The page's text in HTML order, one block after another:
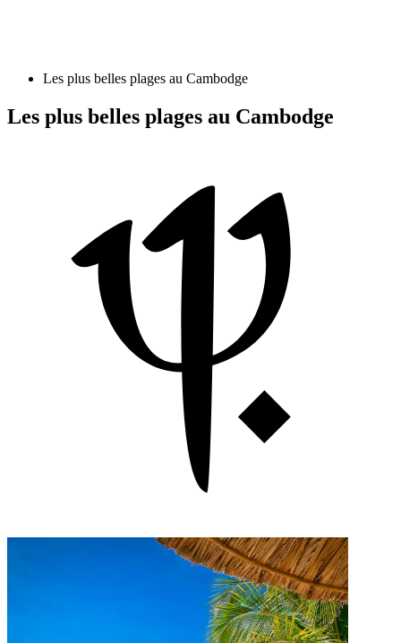
Les plus belles plages au Cambodge
Les plus belles plages au Cambodge